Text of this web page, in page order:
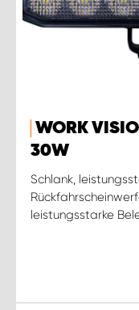
WORK
30W
Schlank,
leistungsstarke